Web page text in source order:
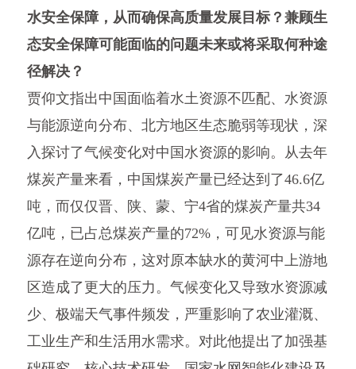
水安全保障，从而确保高质量发展目标？兼顾生
态安全保障可能面临的问题未来或将采取何种途
径解决？
贾仰文指出中国面临着水土资源不匹配、水资源
与能源逆向分布、北方地区生态脆弱等现状，深
入探讨了气候变化对中国水资源的影响。从去年
煤炭产量来看，中国煤炭产量已经达到了46.6亿
吨，而仅仅晋、陕、蒙、宁4省的煤炭产量共34
亿吨，已占总煤炭产量的72%，可见水资源与能
源存在逆向分布，这对原本缺水的黄河中上游地
区造成了更大的压力。气候变化又导致水资源减
少、极端天气事件频发，严重影响了农业灌溉、
工业生产和生活用水需求。对此他提出了加强基